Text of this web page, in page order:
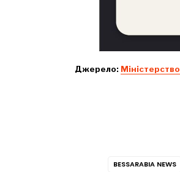
Джерело:
BESSARABIA NEWS